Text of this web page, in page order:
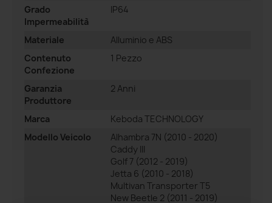
Grado
Impermeabilità
IP64
Materiale
Alluminio e ABS
Contenuto
Confezione
1 Pezzo
Garanzia
Produttore
2 Anni
Marca
Keboda TECHNOLOGY
Modello Veicolo
Alhambra 7N (2010 - 2020)
Caddy III
Golf 7 (2012 - 2019)
Jetta 6 (2010 - 2018)
Multivan Transporter T5
New Beetle 2 (2011 - 2019)